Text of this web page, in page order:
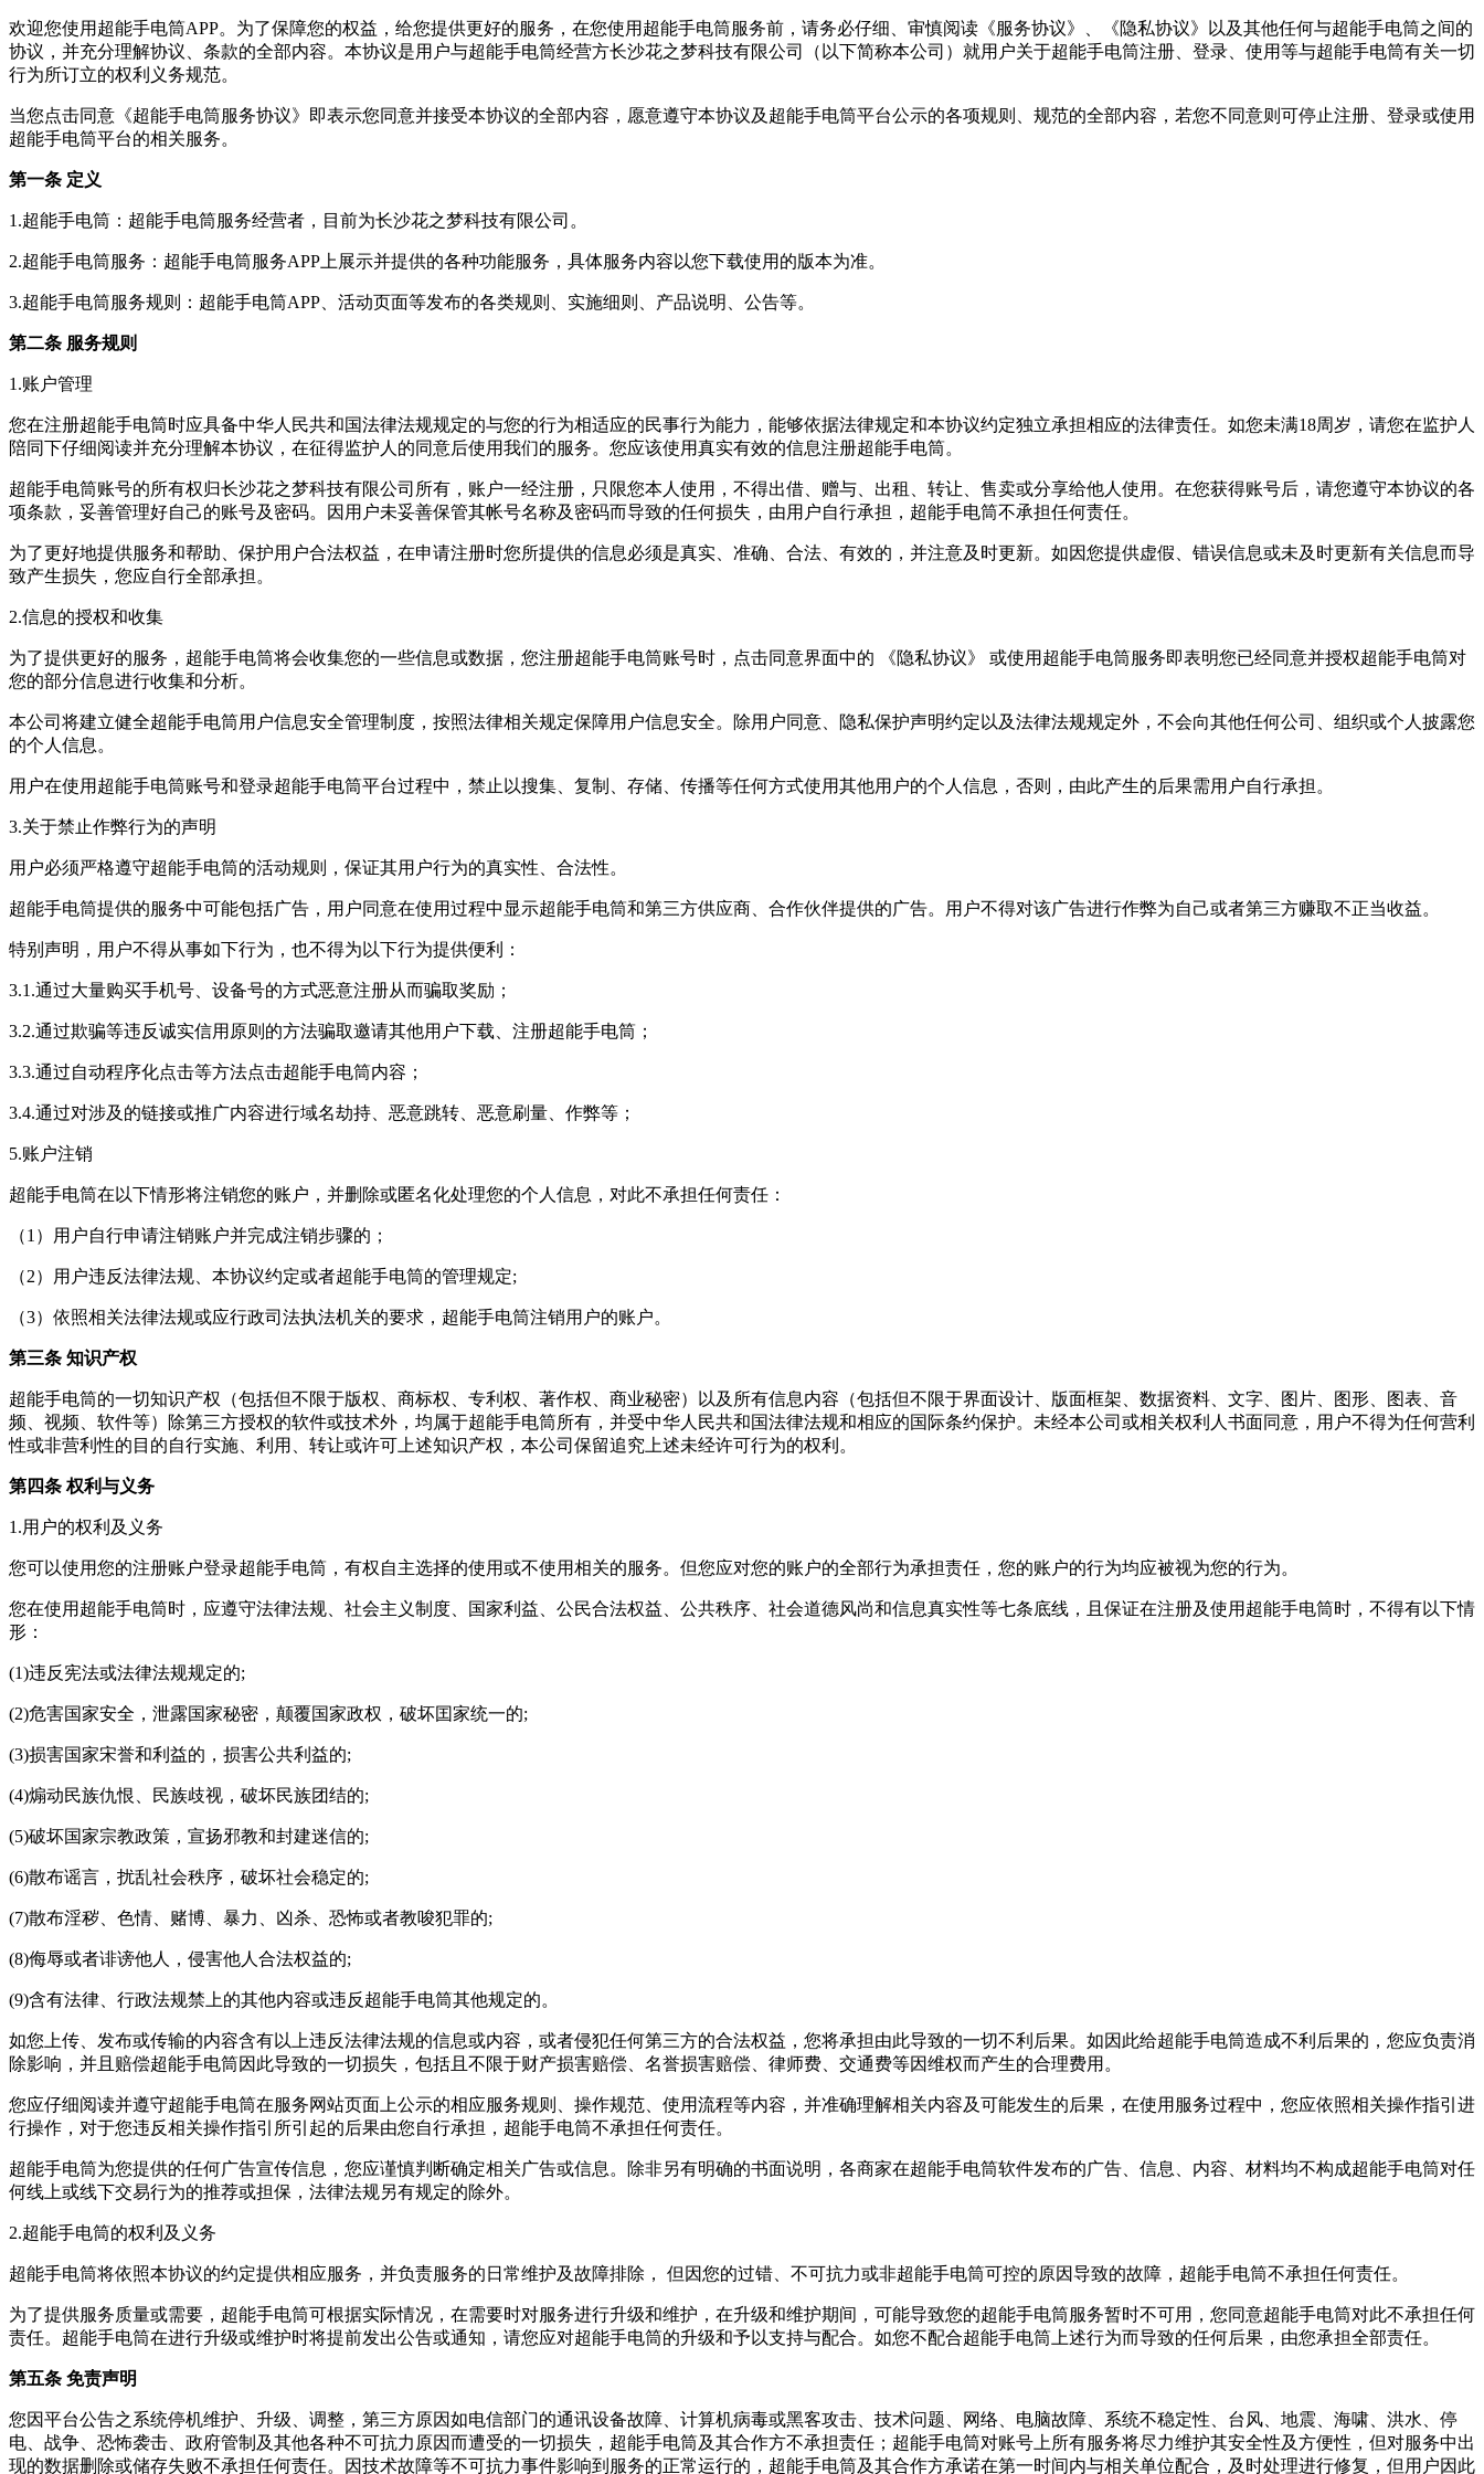
欢迎您使用超能手电筒APP。为了保障您的权益，给您提供更好的服务，在您使用超能手电筒服务前，请务必仔细、审慎阅读《服务协议》、《隐私协议》以及其他任何与超能手电筒之间的
协议，并充分理解协议、条款的全部内容。本协议是用户与超能手电筒经营方长沙花之梦科技有限公司（以下简称本公司）就用户关于超能手电筒注册、登录、使用等与超能手电筒有关一切
行为所订立的权利义务规范。
当您点击同意《超能手电筒服务协议》即表示您同意并接受本协议的全部内容，愿意遵守本协议及超能手电筒平台公示的各项规则、规范的全部内容，若您不同意则可停止注册、登录或使用
超能手电筒平台的相关服务。
第一条 定义
1.超能手电筒：超能手电筒服务经营者，目前为长沙花之梦科技有限公司。
2.超能手电筒服务：超能手电筒服务APP上展示并提供的各种功能服务，具体服务内容以您下载使用的版本为准。
3.超能手电筒服务规则：超能手电筒APP、活动页面等发布的各类规则、实施细则、产品说明、公告等。
第二条 服务规则
1.账户管理
您在注册超能手电筒时应具备中华人民共和国法律法规规定的与您的行为相适应的民事行为能力，能够依据法律规定和本协议约定独立承担相应的法律责任。如您未满18周岁，请您在监护人
陪同下仔细阅读并充分理解本协议，在征得监护人的同意后使用我们的服务。您应该使用真实有效的信息注册超能手电筒。
超能手电筒账号的所有权归长沙花之梦科技有限公司所有，账户一经注册，只限您本人使用，不得出借、赠与、出租、转让、售卖或分享给他人使用。在您获得账号后，请您遵守本协议的各
项条款，妥善管理好自己的账号及密码。因用户未妥善保管其帐号名称及密码而导致的任何损失，由用户自行承担，超能手电筒不承担任何责任。
为了更好地提供服务和帮助、保护用户合法权益，在申请注册时您所提供的信息必须是真实、准确、合法、有效的，并注意及时更新。如因您提供虚假、错误信息或未及时更新有关信息而导
致产生损失，您应自行全部承担。
2.信息的授权和收集
为了提供更好的服务，超能手电筒将会收集您的一些信息或数据，您注册超能手电筒账号时，点击同意界面中的 《隐私协议》 或使用超能手电筒服务即表明您已经同意并授权超能手电筒对
您的部分信息进行收集和分析。
本公司将建立健全超能手电筒用户信息安全管理制度，按照法律相关规定保障用户信息安全。除用户同意、隐私保护声明约定以及法律法规规定外，不会向其他任何公司、组织或个人披露您
的个人信息。
用户在使用超能手电筒账号和登录超能手电筒平台过程中，禁止以搜集、复制、存储、传播等任何方式使用其他用户的个人信息，否则，由此产生的后果需用户自行承担。
3.关于禁止作弊行为的声明
用户必须严格遵守超能手电筒的活动规则，保证其用户行为的真实性、合法性。
超能手电筒提供的服务中可能包括广告，用户同意在使用过程中显示超能手电筒和第三方供应商、合作伙伴提供的广告。用户不得对该广告进行作弊为自己或者第三方赚取不正当收益。
特别声明，用户不得从事如下行为，也不得为以下行为提供便利：
3.1.通过大量购买手机号、设备号的方式恶意注册从而骗取奖励；
3.2.通过欺骗等违反诚实信用原则的方法骗取邀请其他用户下载、注册超能手电筒；
3.3.通过自动程序化点击等方法点击超能手电筒内容；
3.4.通过对涉及的链接或推广内容进行域名劫持、恶意跳转、恶意刷量、作弊等；
5.账户注销
超能手电筒在以下情形将注销您的账户，并删除或匿名化处理您的个人信息，对此不承担任何责任：
（1）用户自行申请注销账户并完成注销步骤的；
（2）用户违反法律法规、本协议约定或者超能手电筒的管理规定;
（3）依照相关法律法规或应行政司法执法机关的要求，超能手电筒注销用户的账户。
第三条 知识产权
超能手电筒的一切知识产权（包括但不限于版权、商标权、专利权、著作权、商业秘密）以及所有信息内容（包括但不限于界面设计、版面框架、数据资料、文字、图片、图形、图表、音
频、视频、软件等）除第三方授权的软件或技术外，均属于超能手电筒所有，并受中华人民共和国法律法规和相应的国际条约保护。未经本公司或相关权利人书面同意，用户不得为任何营利
性或非营利性的目的自行实施、利用、转让或许可上述知识产权，本公司保留追究上述未经许可行为的权利。
第四条 权利与义务
1.用户的权利及义务
您可以使用您的注册账户登录超能手电筒，有权自主选择的使用或不使用相关的服务。但您应对您的账户的全部行为承担责任，您的账户的行为均应被视为您的行为。
您在使用超能手电筒时，应遵守法律法规、社会主义制度、国家利益、公民合法权益、公共秩序、社会道德风尚和信息真实性等七条底线，且保证在注册及使用超能手电筒时，不得有以下情
形：
(1)违反宪法或法律法规规定的;
(2)危害国家安全，泄露国家秘密，颠覆国家政权，破坏囯家统一的;
(3)损害国家宋誉和利益的，损害公共利益的;
(4)煽动民族仇恨、民族歧视，破坏民族团结的;
(5)破坏国家宗教政策，宣扬邪教和封建迷信的;
(6)散布谣言，扰乱社会秩序，破坏社会稳定的;
(7)散布淫秽、色情、赌博、暴力、凶杀、恐怖或者教唆犯罪的;
(8)侮辱或者诽谤他人，侵害他人合法权益的;
(9)含有法律、行政法规禁上的其他内容或违反超能手电筒其他规定的。
如您上传、发布或传输的内容含有以上违反法律法规的信息或内容，或者侵犯任何第三方的合法权益，您将承担由此导致的一切不利后果。如因此给超能手电筒造成不利后果的，您应负责消
除影响，并且赔偿超能手电筒因此导致的一切损失，包括且不限于财产损害赔偿、名誉损害赔偿、律师费、交通费等因维权而产生的合理费用。
您应仔细阅读并遵守超能手电筒在服务网站页面上公示的相应服务规则、操作规范、使用流程等内容，并准确理解相关内容及可能发生的后果，在使用服务过程中，您应依照相关操作指引进
行操作，对于您违反相关操作指引所引起的后果由您自行承担，超能手电筒不承担任何责任。
超能手电筒为您提供的任何广告宣传信息，您应谨慎判断确定相关广告或信息。除非另有明确的书面说明，各商家在超能手电筒软件发布的广告、信息、内容、材料均不构成超能手电筒对任
何线上或线下交易行为的推荐或担保，法律法规另有规定的除外。
2.超能手电筒的权利及义务
超能手电筒将依照本协议的约定提供相应服务，并负责服务的日常维护及故障排除， 但因您的过错、不可抗力或非超能手电筒可控的原因导致的故障，超能手电筒不承担任何责任。
为了提供服务质量或需要，超能手电筒可根据实际情况，在需要时对服务进行升级和维护，在升级和维护期间，可能导致您的超能手电筒服务暂时不可用，您同意超能手电筒对此不承担任何
责任。超能手电筒在进行升级或维护时将提前发出公告或通知，请您应对超能手电筒的升级和予以支持与配合。如您不配合超能手电筒上述行为而导致的任何后果，由您承担全部责任。
第五条 免责声明
您因平台公告之系统停机维护、升级、调整，第三方原因如电信部门的通讯设备故障、计算机病毒或黑客攻击、技术问题、网络、电脑故障、系统不稳定性、台风、地震、海啸、洪水、停
电、战争、恐怖袭击、政府管制及其他各种不可抗力原因而遭受的一切损失，超能手电筒及其合作方不承担责任；超能手电筒对账号上所有服务将尽力维护其安全性及方便性，但对服务中出
现的数据删除或储存失败不承担任何责任。因技术故障等不可抗力事件影响到服务的正常运行的，超能手电筒及其合作方承诺在第一时间内与相关单位配合，及时处理进行修复，但用户因此